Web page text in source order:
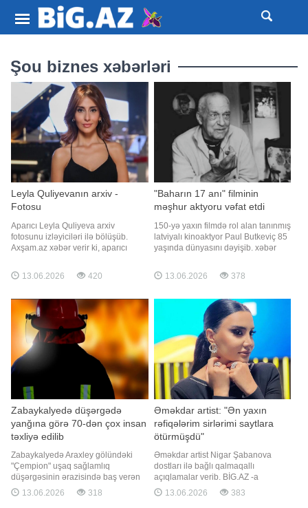
Şou biznes xəbərləri
Leyla Quliyevanın arxiv -
Fotosu
Aparıcı Leyla Quliyeva arxiv
fotosunu izləyiciləri ilə bölüşüb.
Axşam.az xəbər verir ki, aparıcı
bildirib. Sözügedən şəkli təqdim
edirik:13.06.2026 420
"Baharın 17 anı" filminin
məşhur aktyoru vəfat etdi
150-yə yaxın filmdə rol alan tanınmış
latviyalı kinoaktyor Paul Butkeviç 85
yaşında dünyasını dəyişib. xəbər
xəbər portalı məlumat yayıb. Aktyor
postsovet məkanında daha çox
"Baharın 17 anı" və "Qardemarinlər
13.06.2026 378
Zabaykalyedə düşərgədə
yanğına görə 70-dən çox insan
təxliyə edilib
Zabaykalyedə Araxley gölündəki
"Çempion" uşaq sağlamlıq
düşərgəsinin ərazisində baş verən
yanğınla əlaqədar insanlar təxliyə
olunub. "Report" "İnterfaks"a
13.06.2026 318
Əməkdar artist: "Ən yaxın
rəfiqələrim sirlərimi saytlara
ötürmüşdü"
Əməkdar artist Nigar Şabanova
dostları ilə bağlı qalmaqallı
açıqlamalar verib. BİG.AZ -a
istinadən bildirir ki, müğənni bu
barədə "Öz aramızda" verilişində
13.06.2026 383